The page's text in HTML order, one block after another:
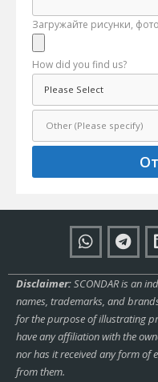
Загружайте рисунки,
How did you find us?
Disclaimer:SCONDAR is an
names, trademarks, and
for the purpose of illustrating
have any affiliation with the
nor has it received any form of
from them.